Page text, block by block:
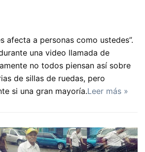
afecta a personas como ustedes”.
una video llamada de
no todos piensan así sobre
de sillas de ruedas, pero
si una gran mayoría.Leer más »